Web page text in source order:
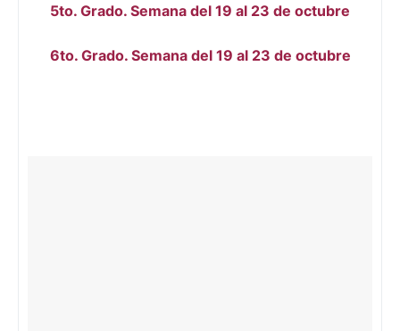
5to. Grado. Semana del 19 al 23 de octubre
6to. Grado. Semana del 19 al 23 de octubre